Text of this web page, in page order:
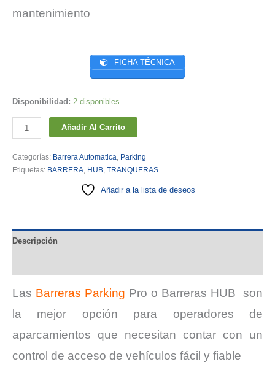
mantenimiento
FICHA TÉCNICA
Disponibilidad: 2 disponibles
BARRERAS
HUB
cantidad
Añadir Al Carrito
Categorías: Barrera Automatica
Parking
Etiquetas: BARRERA HUB TRANQUERAS
Añadir a la lista de deseos
Descripción
Las Barreras Parking Pro o Barreras HUB
son
la mejor opción para operadores de
aparcamientos que necesitan contar con un
control de acceso de vehículos fácil y fiable